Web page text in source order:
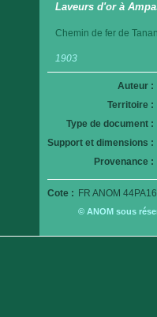
Laveurs d'or à
Chemin de fer de
1903
Auteur :
Territoire :
Type de document :
Support et dimensions :
Provenance :
Cote : FR ANOM
© ANOM sous